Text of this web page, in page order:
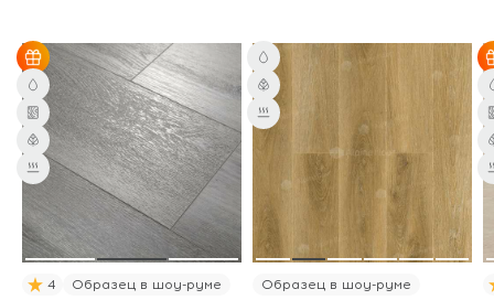
4 Образец в шоу-руме Образец в шоу-руме